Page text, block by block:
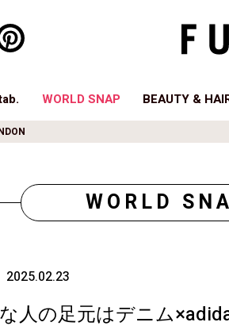
WORLD SNAP BEAUTY &
WORLD
2025.02.23
人の足元はデニム